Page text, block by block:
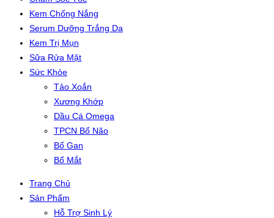
Kem Chống Nắng
Serum Dưỡng Trắng Da
Kem Trị Mụn
Sữa Rửa Mặt
Sức Khỏe
Tảo Xoắn
Xương Khớp
Dầu Cá Omega
TPCN Bổ Não
Bổ Gan
Bổ Mắt
Trang Chủ
Sản Phẩm
Hỗ Trợ Sinh Lý